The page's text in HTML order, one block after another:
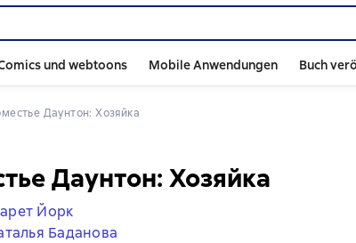
und webtoons Mobile Anwendungen Buch
Даунтон: Хозяйка
Даунтон: Хозяйка
Йорк
Баданова